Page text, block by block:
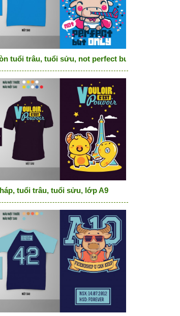
tuổi trâu, tuổi sửu, not perfect but only
tuổi trâu, tuổi sửu, lớp A9